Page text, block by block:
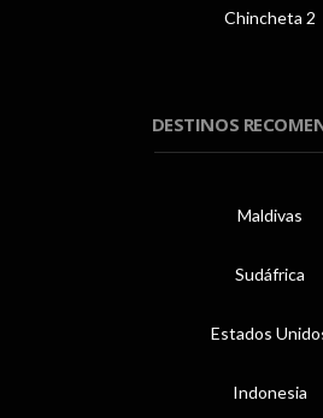
Chincheta 2
DESTINOS
Maldivas
Sudáfrica
Estados
Indonesia